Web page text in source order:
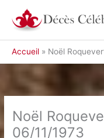
contenu
Accueil Noël
Noël
06/11/1973